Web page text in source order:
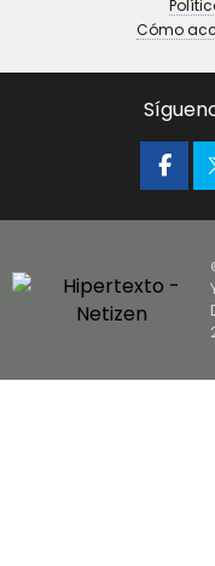
Cómo